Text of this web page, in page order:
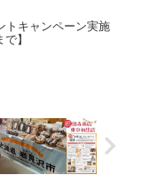
トキャンペーン実施
】